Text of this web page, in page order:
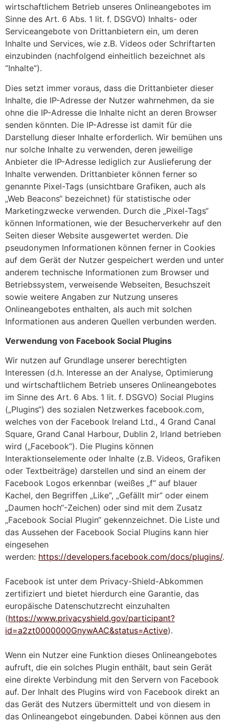
wirtschaftlichem Betrieb unseres Onlineangebotes im
Sinne des Art. 6 Abs. 1 lit. f. DSGVO) Inhalts- oder
Serviceangebote von Drittanbietern ein, um deren
Inhalte und Services, wie z.B. Videos oder Schriftarten
einzubinden (nachfolgend einheitlich bezeichnet als
“Inhalte”).
Dies setzt immer voraus, dass die Drittanbieter dieser
Inhalte, die IP-Adresse der Nutzer wahrnehmen, da sie
ohne die IP-Adresse die Inhalte nicht an deren Browser
senden könnten. Die IP-Adresse ist damit für die
Darstellung dieser Inhalte erforderlich. Wir bemühen uns
nur solche Inhalte zu verwenden, deren jeweilige
Anbieter die IP-Adresse lediglich zur Auslieferung der
Inhalte verwenden. Drittanbieter können ferner so
genannte Pixel-Tags (unsichtbare Grafiken, auch als
„Web Beacons“ bezeichnet) für statistische oder
Marketingzwecke verwenden. Durch die „Pixel-Tags“
können Informationen, wie der Besucherverkehr auf den
Seiten dieser Website ausgewertet werden. Die
pseudonymen Informationen können ferner in Cookies
auf dem Gerät der Nutzer gespeichert werden und unter
anderem technische Informationen zum Browser und
Betriebssystem, verweisende Webseiten, Besuchszeit
sowie weitere Angaben zur Nutzung unseres
Onlineangebotes enthalten, als auch mit solchen
Informationen aus anderen Quellen verbunden werden.
Verwendung von Facebook Social Plugins
Wir nutzen auf Grundlage unserer berechtigten
Interessen (d.h. Interesse an der Analyse, Optimierung
und wirtschaftlichem Betrieb unseres Onlineangebotes
im Sinne des Art. 6 Abs. 1 lit. f. DSGVO) Social Plugins
(„Plugins“) des sozialen Netzwerkes facebook.com,
welches von der Facebook Ireland Ltd., 4 Grand Canal
Square, Grand Canal Harbour, Dublin 2, Irland betrieben
wird („Facebook“). Die Plugins können
Interaktionselemente oder Inhalte (z.B. Videos, Grafiken
oder Textbeiträge) darstellen und sind an einem der
Facebook Logos erkennbar (weißes „f“ auf blauer
Kachel, den Begriffen „Like“, „Gefällt mir“ oder einem
„Daumen hoch“-Zeichen) oder sind mit dem Zusatz
„Facebook Social Plugin“ gekennzeichnet. Die Liste und
das Aussehen der Facebook Social Plugins kann hier
eingesehen
werden: https://developers.facebook.com/docs/plugins/.
Facebook ist unter dem Privacy-Shield-Abkommen
zertifiziert und bietet hierdurch eine Garantie, das
europäische Datenschutzrecht einzuhalten
(https://www.privacyshield.gov/participant?
id=a2zt0000000GnywAAC&status=Active).
Wenn ein Nutzer eine Funktion dieses Onlineangebotes
aufruft, die ein solches Plugin enthält, baut sein Gerät
eine direkte Verbindung mit den Servern von Facebook
auf. Der Inhalt des Plugins wird von Facebook direkt an
das Gerät des Nutzers übermittelt und von diesem in
das Onlineangebot eingebunden. Dabei können aus den